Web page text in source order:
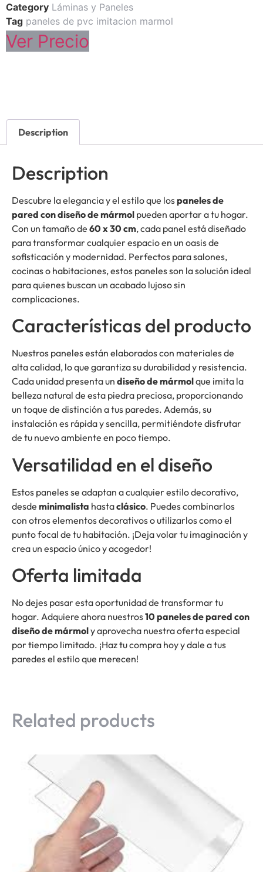
Category Láminas y Paneles
Tag paneles de pvc imitacion marmol
Ver Precio
Description
Description
Descubre la elegancia y el estilo que lospaneles de
pared con diseño de mármol pueden aportar a tu hogar.
Con un tamaño de 60 x 30 cm, cada panel está diseñado
para transformar cualquier espacio en un oasis de
sofisticación y modernidad. Perfectos para salones,
cocinas o habitaciones, estos paneles son la solución ideal
para quienes buscan un acabado lujoso sin
complicaciones.
Características del producto
Nuestros paneles están elaborados con materiales de
alta calidad, lo que garantiza su durabilidad y resistencia.
Cada unidad presenta un diseño de mármolque imita la
belleza natural de esta piedra preciosa, proporcionando
un toque de distinción a tus paredes. Además, su
instalación es rápida y sencilla, permitiéndote disfrutar
de tu nuevo ambiente en poco tiempo.
Versatilidad en el diseño
Estos paneles se adaptan a cualquier estilo decorativo,
desde minimalista hastaclásico. Puedes combinarlos
con otros elementos decorativos o utilizarlos como el
punto focal de tu habitación. ¡Deja volar tu imaginación y
crea un espacio único y acogedor!
Oferta limitada
No dejes pasar esta oportunidad de transformar tu
hogar. Adquiere ahora nuestros10 paneles de pared con
diseño de mármoly aprovecha nuestra oferta especial
por tiempo limitado. ¡Haz tu compra hoy y dale a tus
paredes el estilo que merecen!
Related products